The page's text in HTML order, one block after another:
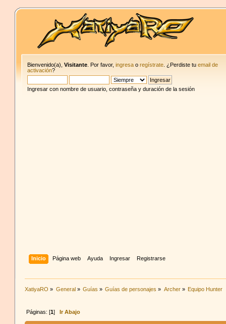
Bienvenido(a),Visitante . Por favor,ingresa oregístrate . ¿Perdiste tuemail de
activación?
Ingresar con nombre de usuario, contraseña y duración de la sesión
Inicio Página web Ayuda Ingresar Registrarse
XatiyaRO » General» Guías » Guías de personajes » Archer» Equipo Hunter
Páginas: [1] Ir Abajo